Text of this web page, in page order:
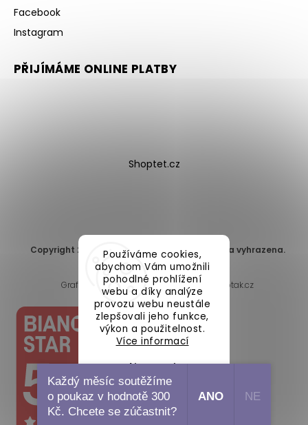
Používáme cookies,
abychom Vám umožnili
pohodlné prohlížení
webu a díky analýze
provozu webu neustále
zlepšovali jeho funkce,
výkon a použitelnost.
Více informací
Nastavení
Souhlasím
Facebook
Instagram
PŘIJÍMÁME ONLINE PLATBY
Shoptet.cz
Copyright 2026 DomaLEP s.r.o. . Všechna práva vyhrazena.
Upravit nastavení cookies
Grafický návrh vytvořil a nakódoval
Shoptak.cz
Každý měsíc soutěžíme
o poukaz v hodnotě 300
Kč. Chcete se zúčastnit?
ANO NE